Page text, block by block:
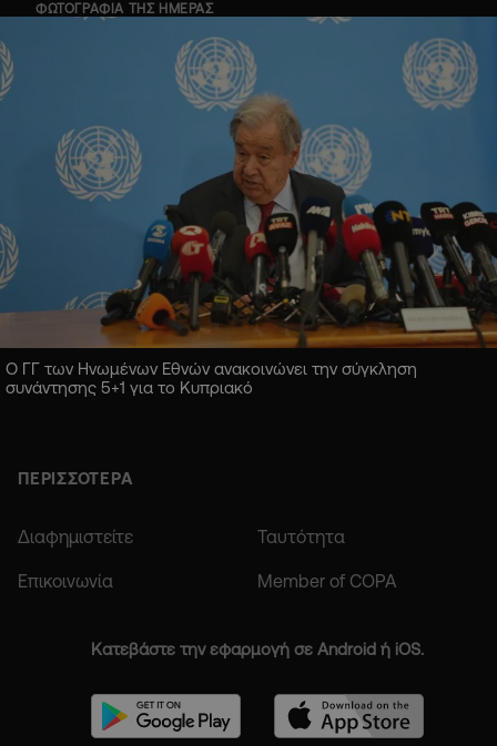
ΦΩΤΟΓΡΑΦΙΑ ΤΗΣ ΗΜΕΡΑΣ
Ο ΓΓ των Ηνωμένων Εθνών ανακοινώνει την σύγκληση
συνάντησης 5+1 για το Κυπριακό
ΠΕΡΙΣΣΟΤΕΡΑ
Διαφημιστείτε Ταυτότητα
Επικοινωνία Member of COPA
Κατεβάστε την εφαρμογή σε Android ή iOS.